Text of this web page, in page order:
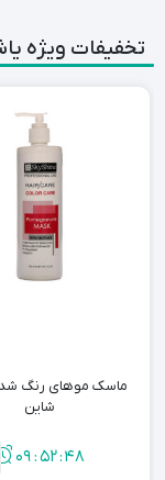
تخفیفات ویژه
شامپو موهای رنگ
شاین
48
:
52
:
09